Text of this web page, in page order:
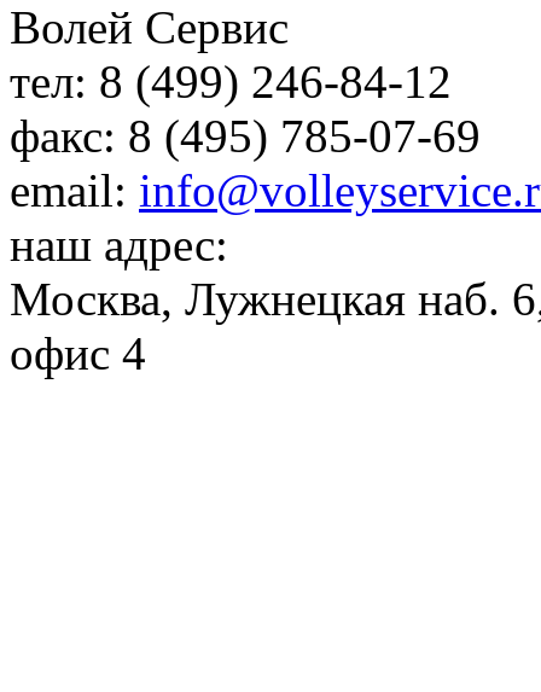
Волей Сервис
тел: 8 (499) 246-84-12
факс: 8 (495) 785-07-69
email:
наш адрес:
Москва, Лужнецкая наб.
офис 4